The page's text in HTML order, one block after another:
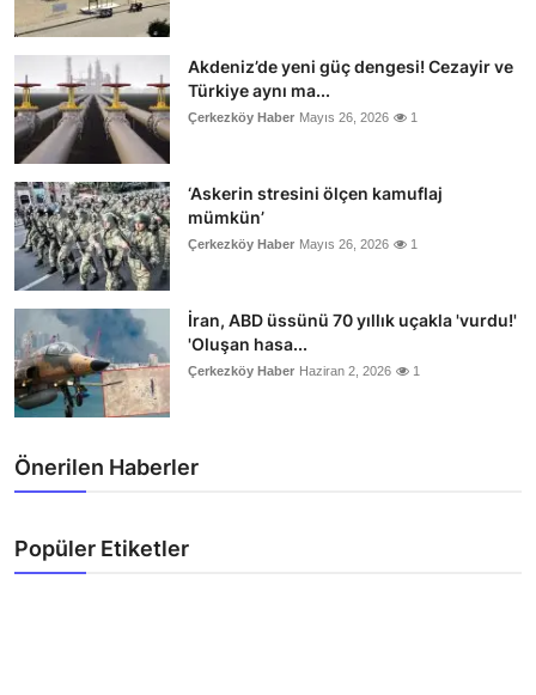
Akdeniz’de yeni güç dengesi! Cezayir ve
Türkiye aynı ma...
Çerkezköy Haber Mayıs 26, 2026 1
‘Askerin stresini ölçen kamuflaj
mümkün’
Çerkezköy Haber Mayıs 26, 2026 1
İran, ABD üssünü 70 yıllık uçakla 'vurdu!'
'Oluşan hasa...
Çerkezköy Haber Haziran 2, 2026 1
Önerilen Haberler
Popüler Etiketler